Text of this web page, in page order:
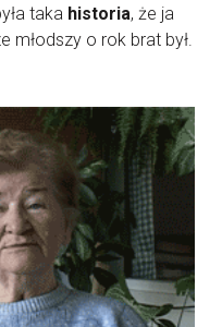
taka historia, że ja
młodszy o rok brat był.